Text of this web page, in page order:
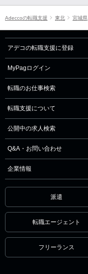
Adeccoの転職支援 東北 宮城県
アデコの転職支援に登録
MyPagログイン
転職のお仕事検索
転職支援について
公開中の求人検索
Q&A・お問い合わせ
企業情報
派遣
転職エージェント
フリーランス